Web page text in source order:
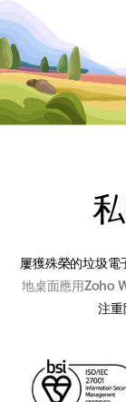
屢獲殊榮的垃圾電
地桌面應用Zoho
注重